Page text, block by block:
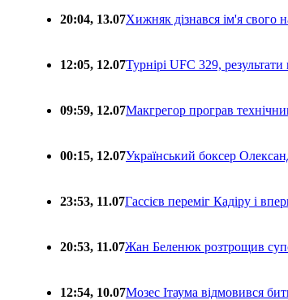
20:04, 13.07Хижняк дізнався ім'я свого
12:05, 12.07Турнірі UFC 329, результати
09:59, 12.07Макгрегор програв
00:15, 12.07Український боксер
23:53, 11.07Гассієв переміг Кадіру і
20:53, 11.07Жан Беленюк розтрощив
12:54, 10.07Мозес Ітаума відмовився